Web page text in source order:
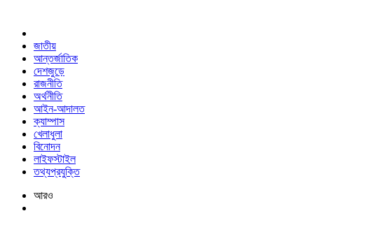
জাতীয়
আন্তর্জাতিক
দেশজুড়ে
রাজনীতি
অর্থনীতি
আইন-আদালত
ক্যাম্পাস
খেলাধুলা
বিনোদন
লাইফস্টাইল
তথ্যপ্রযুক্তি
আরও